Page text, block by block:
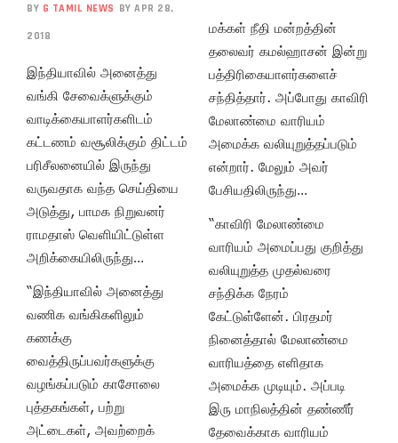
BY G TAMIL NEWS BY APR 28,
2018
இந்தியாவில் அனைத்து
வங்கி சேவைக்ளுக்கும்
வாடிக்கையாளர்களிடம்
கட்டணம் வசூலிக்கும் திட்டம்
பரிசீலனையில் இருந்து
வருவதாக வந்த செய்தியை
அடுத்து, பாமக நிறுவனர்
ராமதாஸ் வெளியிட்டுள்ள
அறிக்கையிலிருந்து…
“இந்தியாவில் அனைத்து
வணிக வங்கிகளிலும்
கணக்கு
வைத்திருப்பவர்களுக்கு
வழங்கப்படும் காசோலை
புத்தகங்கள், பற்று
அட்டைகள், அவற்றைக்
மக்கள் நீதி மன்றத்தின்
தலைவர் கமல்ஹாசன் இன்று
பத்திரிகையாளர்களைச்
சந்தித்தார். அப்போது காவிரி
மேலாண்மை வாரியம்
அமைக்க வலியுறுத்தப்படும்
என்றார். மேலும் அவர்
பேசியதிலிருந்து…
“காவிரி மேலாண்மை
வாரியம் அமைப்பது குறித்து
வலியுறுத்த முதல்வரை
சந்திக்க நேரம்
கேட்டுள்ளேன். பிரதமர்
நினைத்தால் மேலாண்மை
வாரியத்தை எளிதாக
அமைக்க முடியும். அப்படி
இரு மாநிலத்தின் தண்ணீர்
தேவைக்காக வாரியம்